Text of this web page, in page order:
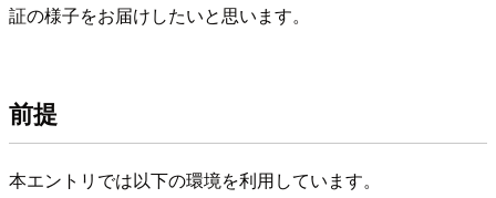
証の様子をお届けしたいと思います。
前提
本エントリでは以下の環境を利用しています。